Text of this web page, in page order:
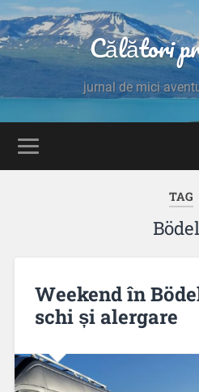
Călători
jurnal de mici
TAG
Weekend în
schi și alergare